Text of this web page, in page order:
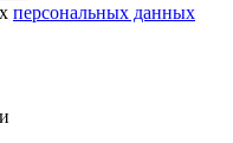
персональных данных